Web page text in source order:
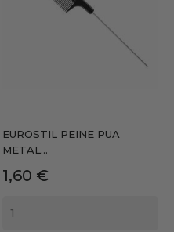
EUROSTIL PEINE PUA
METAL...
Precio
1,60 €